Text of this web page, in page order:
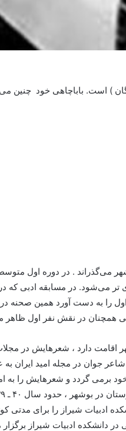
می‌گذراند . در دوره اول
تر می‌شود. در مسابقه ادبی که
را به دست آورد همین صحنه
همچنان در نقش نفر اول
دارد ، شعرهایش در مجلات
جوان در مجله امید ایران به
برمی گردد و شعرهایش را
ادبیات شیراز را برای مدتی
در دانشکده ادبیات شیراز